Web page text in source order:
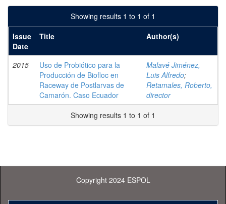
Showing results 1 to 1 of 1
Issue
Date
Title Author(s)
2015
Uso de Probiótico para la
Producción de Biofloc en
Raceway de Postlarvas de
Camarón. Caso Ecuador
Malavé Jiménez,
Luis Alfredo;
Retamales, Roberto,
director
Showing results 1 to 1 of 1
Copyright 2024 ESPOL